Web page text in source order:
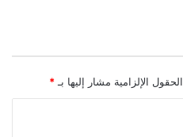
الحقول الإلزامية مشار إليها بـ *